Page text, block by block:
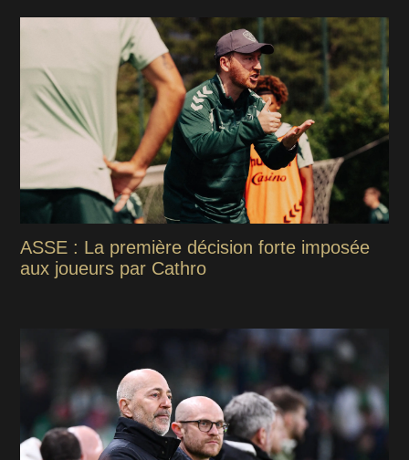
ASSE : La première décision forte imposée
aux joueurs par Cathro